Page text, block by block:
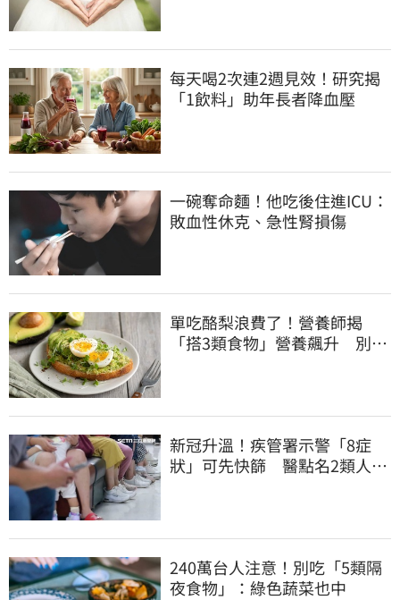
每天喝2次連2週見效！研究揭
「1飲料」助年長者降血壓
一碗奪命麵！他吃後住進ICU：
敗血性休克、急性腎損傷
單吃酪梨浪費了！營養師揭
「搭3類食物」營養飆升 別再
新冠升溫！疾管署示警「8症
狀」可先快篩 醫點名2類人重
240萬台人注意！別吃「5類隔
夜食物」：綠色蔬菜也中